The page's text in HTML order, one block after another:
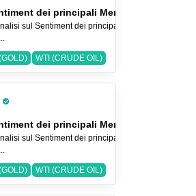
dei principali Mercati-9-ago-2026
sul Sentiment dei principali Indici Azionari
WTI (CRUDE OIL)
dei principali Mercati-2-ago-2026
sul Sentiment dei principali Indici Azionari
WTI (CRUDE OIL)